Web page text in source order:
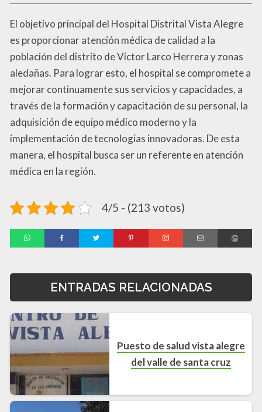
El objetivo principal del Hospital Distrital Vista Alegre
es proporcionar atención médica de calidad a la
población del distrito de Víctor Larco Herrera y zonas
aledañas. Para lograr esto, el hospital se compromete a
mejorar continuamente sus servicios y capacidades, a
través de la formación y capacitación de su personal, la
adquisición de equipo médico moderno y la
implementación de tecnologías innovadoras. De esta
manera, el hospital busca ser un referente en atención
médica en la región.
4/5 - (213 votos)
ENTRADAS RELACIONADAS
Puesto de salud vista alegre
del valle de santa cruz